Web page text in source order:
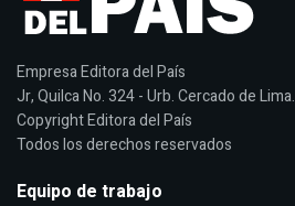
Empresa Editora del País
Jr, Quilca No. 324 - Urb. Cercado de Lima.
Copyright Editora del País
Todos los derechos reservados
Equipo de trabajo